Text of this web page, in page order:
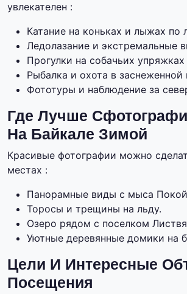
увлекателен :
Катание на коньках и лыжах по
Ледолазание и экстремальные
Прогулки на собачьих упряжках
Рыбалка и охота в заснеженной
Фототуры и наблюдение за
Где Лучше
На Байкале Зимой
Красивые фотографии можно
местах :
Панорамные виды с мыса
Торосы и трещины на льду.
Озеро рядом с поселком
Уютные деревянные домики на
Цели И Интересные
Посещения